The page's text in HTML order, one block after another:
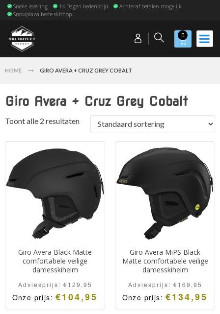
Snelle levering 14 Dagen bedenktijd
Achteraf betalen mogelijk
Snowplaza beste skishop
0
HOME GIRO AVERA + CRUZ GREY COBALT
Giro Avera + Cruz Grey Cobalt
Toont alle 2 resultaten
Giro Avera Black Matte
comfortabele veilige
damesskihelm
Adviesprijs: €129,95
Onze prijs:€104,95
Giro Avera MiPS Black
Matte comfortabele veilige
damesskihelm
Adviesprijs: €169,95
Onze prijs:€134,95